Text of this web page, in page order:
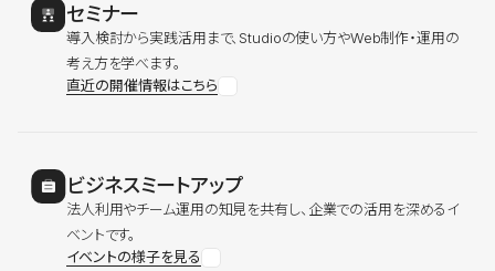
セミナー
導入検討から実践活用まで、Studioの使い方やWeb制作・運用の
考え方を学べます。
直近の開催情報はこちら
ビジネスミートアップ
法人利用やチーム運用の知見を共有し、企業での活用を深めるイ
ベントです。
イベントの様子を見る